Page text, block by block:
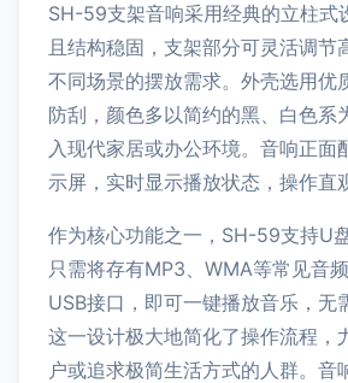
SH-59支架音响采用经典的立柱式
且结构稳固，支架部分可灵活调节
不同场景的摆放需求。外壳选用优
防刮，颜色多以简约的黑、白色系
入现代家居或办公环境。音响正面
示屏，实时显示播放状态，操作直
作为核心功能之一，SH-59支持U
只需将存有MP3、WMA等常见音
USB接口，即可一键播放音乐，无
这一设计极大地简化了操作流程，
户或追求极简生活方式的人群。音